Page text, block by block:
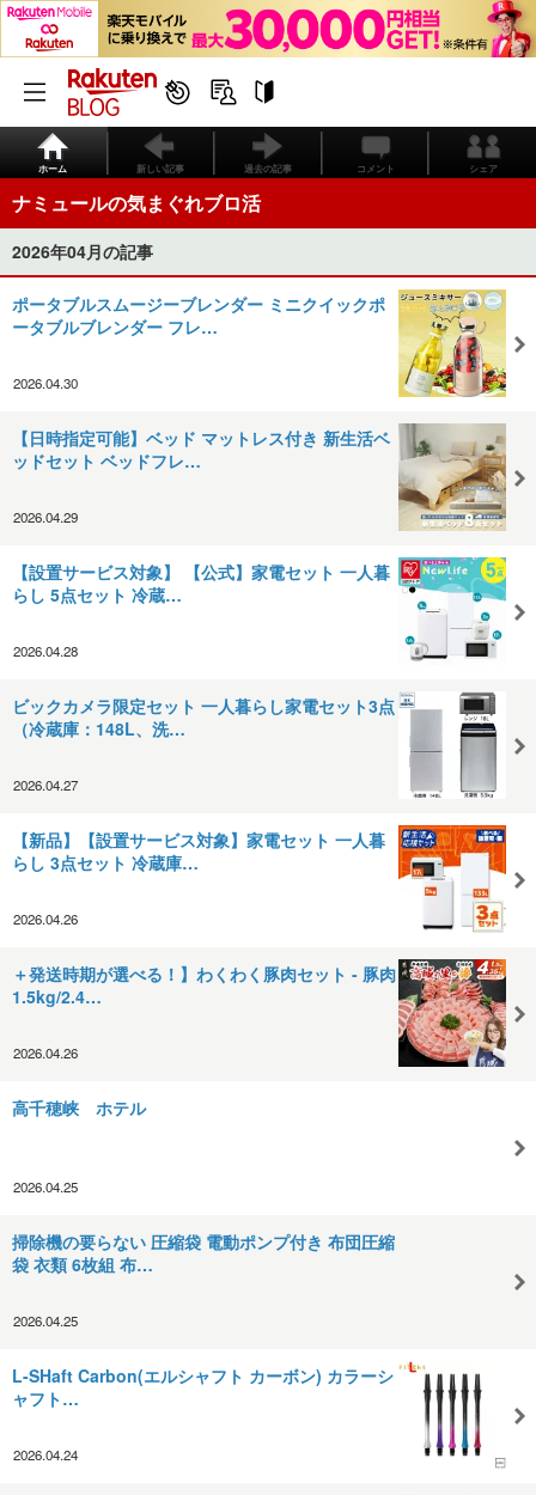
ホーム 新しい記事 過去の記事 コメント シェア
ナミュールの気まぐれブロ活
2026年04月の記事
ポータブルスムージーブレンダー ミニクイックポ
ータブルブレンダー フレ…
2026.04.30
【日時指定可能】ベッド マットレス付き 新生活ベ
ッドセット ベッドフレ…
2026.04.29
【設置サービス対象】 【公式】家電セット 一人暮
らし 5点セット 冷蔵…
2026.04.28
ビックカメラ限定セット 一人暮らし家電セット3点
（冷蔵庫：148L、洗…
2026.04.27
【新品】【設置サービス対象】家電セット 一人暮
らし 3点セット 冷蔵庫…
2026.04.26
＋発送時期が選べる！】わくわく豚肉セット - 豚肉
1.5kg/2.4…
2026.04.26
高千穂峡 ホテル
2026.04.25
掃除機の要らない 圧縮袋 電動ポンプ付き 布団圧縮
袋 衣類 6枚組 布…
2026.04.25
L-SHaft Carbon(エルシャフト カーボン) カラーシ
ャフト…
2026.04.24